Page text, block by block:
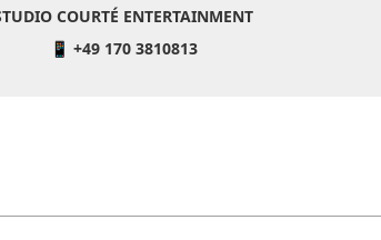
COURTÉ ENTERTAINMENT
📱 +49 170 3810813